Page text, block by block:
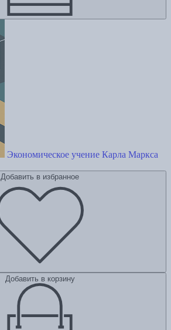
Экономическое учение Карла Маркса
Добавить в избранное
Добавить в корзину